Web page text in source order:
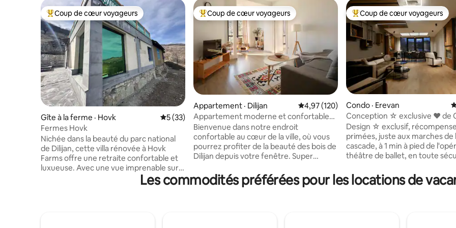
Coup de cœur voyageurs parmi les plus aimés
Coup de cœur voyageurs
Gîte à la ferme · Hovk Note moyenne de 5 sur 5, 33 commentaires
5 (33)
Fermes Hovk
Nichée dans la beauté du parc national
de Dilijan, cette villa rénovée à Hovk
Farms offre une retraite confortable et
luxueuse. Avec une vue imprenable sur
les montagnes, deux chambres
spacieuses et une cuisine entièrement
Coup de cœur voyageurs parmi les plus aimés
Coup de cœur voyageurs
Appartement · Dilijan Note moyenne de 4,97 sur 5, 120
4,97 (120)
Appartement moderne et confortable
avec une vue magnifique
Bienvenue dans notre endroit
confortable au cœur de la ville, où vous
pourrez profiter de la beauté des bois de
Dilijan depuis votre fenêtre. Super
particulier du restaurant Carahunge (à
seulement 3 minutes à pied) et du parc
Coup de cœur voyageurs
Coup de cœur voyageurs
Condo · Erevan
Conception ☆ exclusive ❤ de
✔ Arrivée autonome
Design ☆ exclusif,
primées, juste aux marches de
cascade, à 1 min à pied de
théâtre de ballet, en toute
de Cascade. Arrivée autonome ◦ 24
h/24, 7 j/7 Design ☆ exclusif ◦
◦ TV connectée, WIFI ◦ Cuisine
Les commodités préférées pour les locations de